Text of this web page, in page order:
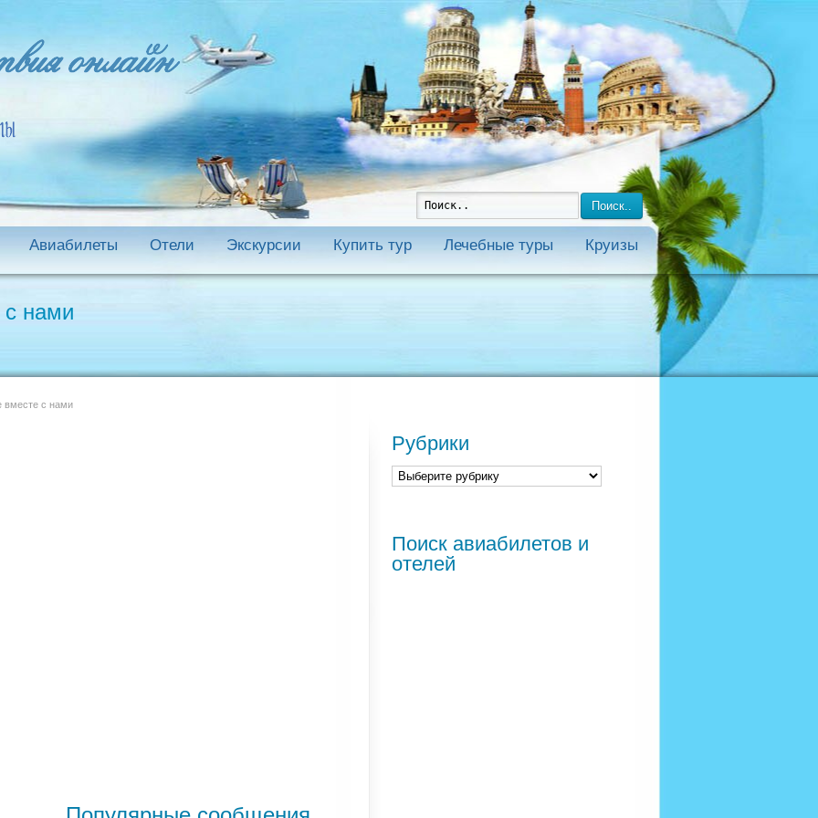
Поиск..
Авиабилеты Отели Экскурсии Купить тур Лечебные туры Круизы
с нами
вместе с нами
Рубрики
Поиск авиабилетов и
отелей